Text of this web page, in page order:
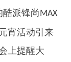
派锋尚MAX
宵活动引来
上提醒大